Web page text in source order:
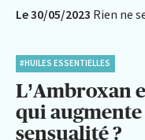
Le 30/05/2023 Rien ne
#HUILES ESSENTIELLES
L’Ambroxan
qui
sensualité ?